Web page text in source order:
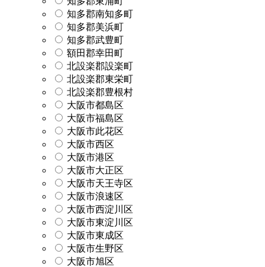
知多郡南知多町
知多郡美浜町
知多郡武豊町
額田郡幸田町
北設楽郡設楽町
北設楽郡東栄町
北設楽郡豊根村
大阪市都島区
大阪市福島区
大阪市此花区
大阪市西区
大阪市港区
大阪市大正区
大阪市天王寺区
大阪市浪速区
大阪市西淀川区
大阪市東淀川区
大阪市東成区
大阪市生野区
大阪市旭区